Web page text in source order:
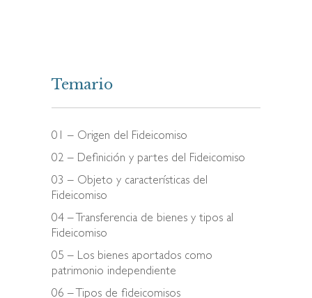
Temario
01 – Origen del Fideicomiso
02 – Definición y partes del Fideicomiso
03 – Objeto y características del
Fideicomiso
04 – Transferencia de bienes y tipos al
Fideicomiso
05 – Los bienes aportados como
patrimonio independiente
06 – Tipos de fideicomisos